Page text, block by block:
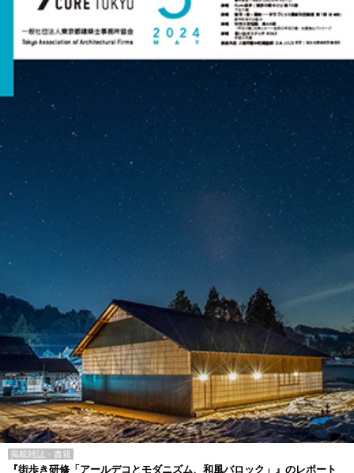
掲載雑誌・書籍
『街歩き研修「アールデコとモダニズム、和風バロック」』のレポート